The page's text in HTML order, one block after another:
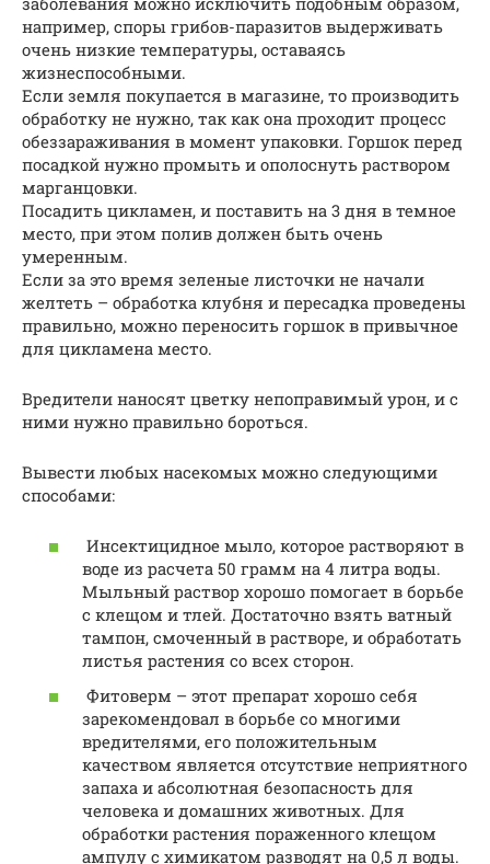
например, споры грибов-паразитов выдерживать
очень низкие температуры, оставаясь
жизнеспособными.
Если земля покупается в магазине, то производить
обработку не нужно, так как она проходит процесс
обеззараживания в момент упаковки. Горшок перед
посадкой нужно промыть и ополоснуть раствором
марганцовки.
Посадить цикламен, и поставить на 3 дня в темное
место, при этом полив должен быть очень
умеренным.
Если за это время зеленые листочки не начали
желтеть – обработка клубня и пересадка проведены
правильно, можно переносить горшок в привычное
для цикламена место.
Вредители наносят цветку непоправимый урон, и с
ними нужно правильно бороться.
Вывести любых насекомых можно следующими
способами:
Инсектицидное мыло, которое растворяют в
воде из расчета 50 грамм на 4 литра воды.
Мыльный раствор хорошо помогает в борьбе
с клещом и тлей. Достаточно взять ватный
тампон, смоченный в растворе, и обработать
листья растения со всех сторон.
Фитоверм – этот препарат хорошо себя
зарекомендовал в борьбе со многими
вредителями, его положительным
качеством является отсутствие неприятного
запаха и абсолютная безопасность для
человека и домашних животных. Для
обработки растения пораженного клещом
ампулу с химикатом разводят на 0,5 л воды.